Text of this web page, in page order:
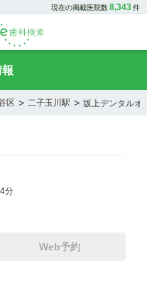
現在の掲載医院数8,343件
区 > 二子玉川駅 > 坂上デンタルオ
分
Web予約